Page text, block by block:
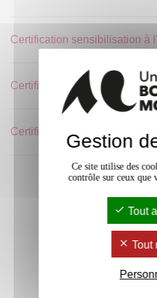
Certification sensibilisation à
Certification Stop Violences
Certification vie associative
Gestion
Ce site utilise des
contrôle sur ceux que
Tout
Tout